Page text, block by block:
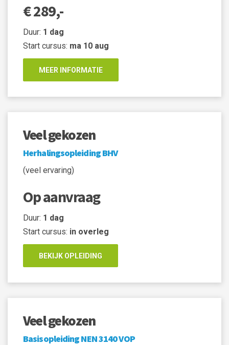
€ 289,-
Duur: 1 dag
Start cursus: ma 10 aug
MEER INFORMATIE
Veel gekozen
Herhalingsopleiding BHV
(veel ervaring)
Op aanvraag
Duur: 1 dag
Start cursus: in overleg
BEKIJK OPLEIDING
Veel gekozen
Basisopleiding NEN 3140 VOP